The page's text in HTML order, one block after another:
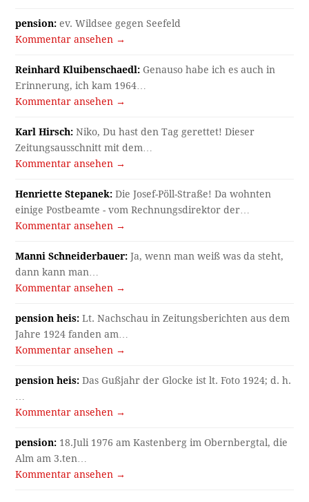
pension: ev. Wildsee gegen Seefeld
Kommentar ansehen →
Reinhard Kluibenschaedl: Genauso habe ich es auch in
Erinnerung, ich kam 1964…
Kommentar ansehen →
Karl Hirsch: Niko, Du hast den Tag gerettet! Dieser
Zeitungsausschnitt mit dem…
Kommentar ansehen →
Henriette Stepanek: Die Josef-Pöll-Straße! Da wohnten
einige Postbeamte - vom Rechnungsdirektor der…
Kommentar ansehen →
Manni Schneiderbauer: Ja, wenn man weiß was da steht,
dann kann man…
Kommentar ansehen →
pension heis: Lt. Nachschau in Zeitungsberichten aus dem
Jahre 1924 fanden am…
Kommentar ansehen →
pension heis: Das Gußjahr der Glocke ist lt. Foto 1924; d. h.
Kommentar ansehen →
pension: 18.Juli 1976 am Kastenberg im Obernbergtal, die
Alm am 3.ten…
Kommentar ansehen →